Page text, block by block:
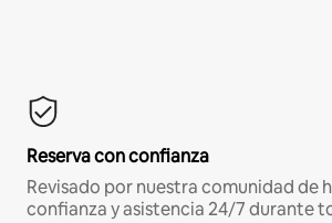
Reserva con confianza
Revisado por nuestra comunidad de
confianza y asistencia 24/7 durante